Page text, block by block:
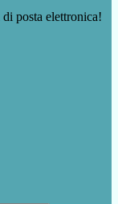
posta elettronica!